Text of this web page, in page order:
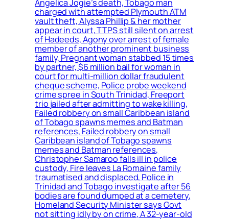
Angelica Jogie’s death, Tobago man
charged with attempted Plymouth ATM
vault theft, Alyssa Phillip & her mother
appear in court, TTPS still silent on arrest
of Hadeeds, Agony over arrest of female
member of another prominent business
family, Pregnant woman stabbed 15 times
by partner, $6 million bail for woman in
court for multi-million dollar fraudulent
cheque scheme, Police probe weekend
crime spree in South Trinidad, Freeport
trio jailed after admitting to wake killing,
Failed robbery on small Caribbean island
of Tobago spawns memes and Batman
references, Failed robbery on small
Caribbean island of Tobago spawns
memes and Batman references,
Christopher Samaroo falls ill in police
custody, Fire leaves La Romaine family
traumatised and displaced, Police in
Trinidad and Tobago investigate after 56
bodies are found dumped at a cemetery,
Homeland Security Minister says Govt
not sitting idly by on crime, A 32-year-old